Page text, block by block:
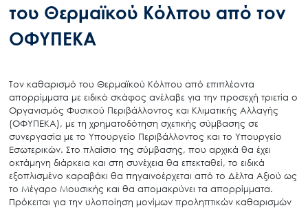
του Θερμαϊκού Κόλπου από τον
ΟΦΥΠΕΚΑ
Τον καθαρισμό του Θερμαϊκού Κόλπου από επιπλέοντα
απορρίμματα με ειδικό σκάφος ανέλαβε για την προσεχή τριετία ο
Οργανισμός Φυσικού Περιβάλλοντος και Κλιματικής Αλλαγής
(ΟΦΥΠΕΚΑ), με τη χρηματοδότηση σχετικής σύμβασης σε
συνεργασία με το Υπουργείο Περιβάλλοντος και το Υπουργείο
Εσωτερικών. Στο πλαίσιο της σύμβασης, που αρχικά θα έχει
οκτάμηνη διάρκεια και στη συνέχεια θα επεκταθεί, το ειδικά
εξοπλισμένο καραβάκι θα πηγαινοέρχεται από το Δέλτα Αξιού ως
το Μέγαρο Μουσικής και θα απομακρύνει τα απορρίμματα.
Πρόκειται για την υλοποίηση μονίμων προληπτικών καθαρισμών